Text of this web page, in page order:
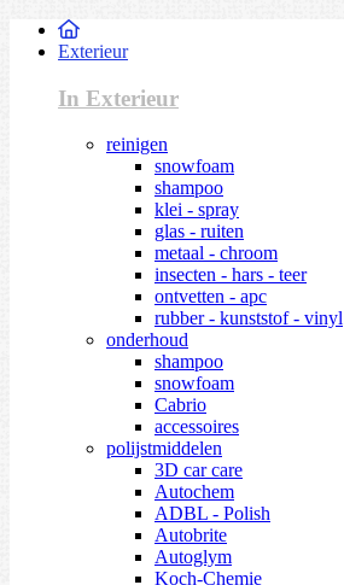
Exterieur
In Exterieur
reinigen
snowfoam
shampoo
klei - spray
glas - ruiten
metaal - chroom
insecten - hars - teer
ontvetten - apc
rubber - kunststof - vinyl
onderhoud
shampoo
snowfoam
Cabrio
accessoires
polijstmiddelen
3D car care
Autochem
ADBL - Polish
Autobrite
Autoglym
Koch-Chemie